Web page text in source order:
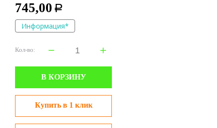
745,00 Р
Информация*
Кол-во:
В КОРЗИНУ
Купить в 1 клик